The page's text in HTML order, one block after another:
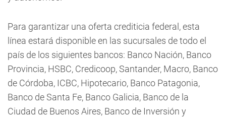
Para garantizar una oferta crediticia federal, esta
línea estará disponible en las sucursales de todo el
país de los siguientes bancos: Banco Nación, Banco
Provincia, HSBC, Credicoop, Santander, Macro, Banco
de Córdoba, ICBC, Hipotecario, Banco Patagonia,
Banco de Santa Fe, Banco Galicia, Banco de la
Ciudad de Buenos Aires, Banco de Inversión y